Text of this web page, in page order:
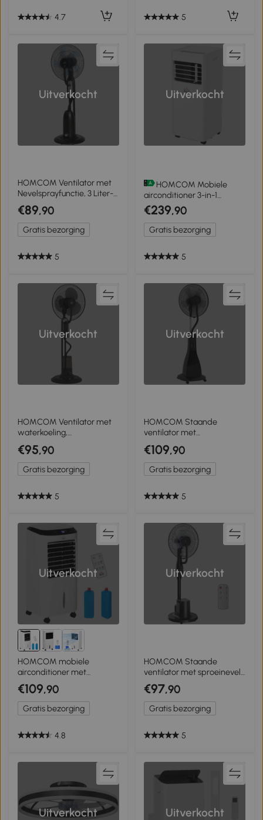
4.7 5
Uitverkocht
HOMCOM Ventilator met
Nevelsprayfunctie, 3 Liter-
Tank, 75 Graden
Draaibaar, 3 Snelheden,
Verrijdbaar, 125 cm, Zwart
€89,90
Gratis bezorging
5
Uitverkocht
HOMCOM Mobiele
airconditioner 3-in-1
airconditioner ontvochtiger
2,1 kW afstandsbediening
ABS
€239,90
Gratis bezorging
5
Uitverkocht
HOMCOM Ventilator met
waterkoeling,
luchtbevochtiger, 10°
kantelbaar, 70° oscillerend,
3 snelheidsniveaus, 75W,
zwart
€95,90
Gratis bezorging
5
Uitverkocht
HOMCOM Staande
ventilator met
luchtbevochtiging, stil,
mobiel, afstandsbediening,
zwart
€109,90
Gratis bezorging
5
Uitverkocht
HOMCOM mobiele
airconditioner met
afstandsbediening 20㎡
wit + zwart 38,2 x 31,6 x 76
cm
€109,90
Gratis bezorging
4.8
Uitverkocht
HOMCOM Staande
ventilator met sproeinevel,
70° oscillatie, 3 snelheden,
3 modi, 3,5L watertank,
Zwart
€97,90
Gratis bezorging
5
Uitverkocht Uitverkocht